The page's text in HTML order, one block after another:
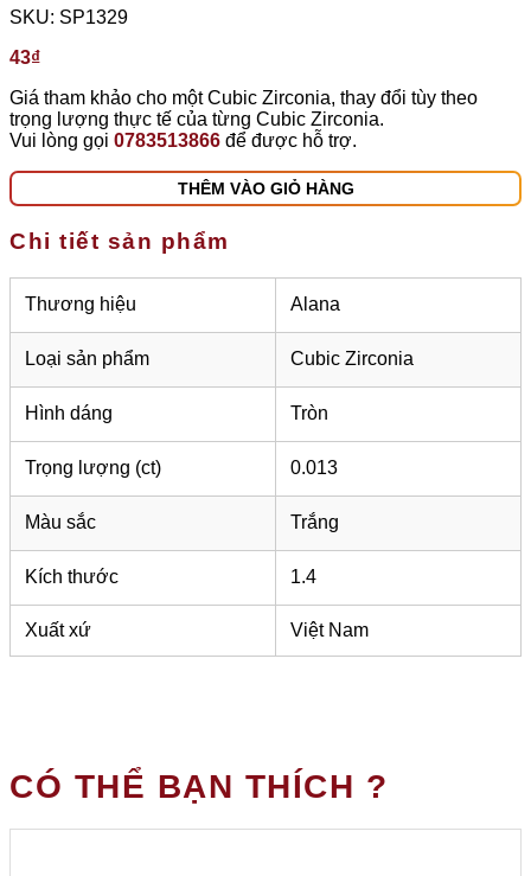
SKU: SP1329
43₫
Giá tham khảo cho một Cubic Zirconia, thay đổi tùy theo
trọng lượng thực tế của từng Cubic Zirconia.
Vui lòng gọi 0783513866 để được hỗ trợ.
THÊM VÀO GIỎ HÀNG
Chi tiết sản phẩm
Thương hiệu Alana
Loại sản phẩm Cubic Zirconia
Hình dáng Tròn
Trọng lượng (ct) 0.013
Màu sắc Trắng
Kích thước 1.4
Xuất xứ Việt Nam
CÓ THỂ BẠN THÍCH ?